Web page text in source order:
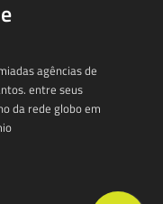
agências de
entre seus
da rede globo em